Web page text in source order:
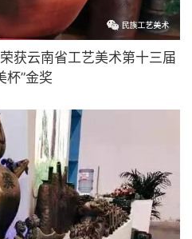
获云南省工艺美术第十三届
杯”金奖